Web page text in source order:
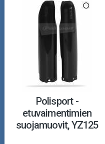
Polisport -
etuvaimentimien
suojamuovit, YZ125